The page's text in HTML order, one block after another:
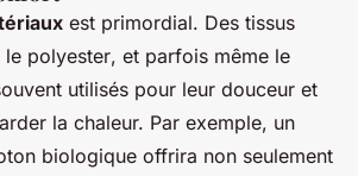
est primordial. Des tissus
le polyester, et parfois même le
utilisés pour leur douceur et
la chaleur. Par exemple, un
biologique offrira non seulement